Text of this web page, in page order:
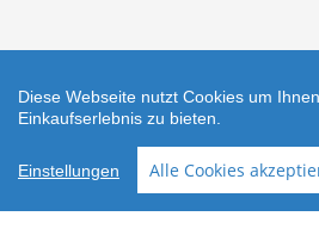
Zahlungsarten
Facebook
Instagram
Diese Webseite nutzt Cookies um
Einkaufserlebnis zu bieten.
Einstellungen Alle Cookies